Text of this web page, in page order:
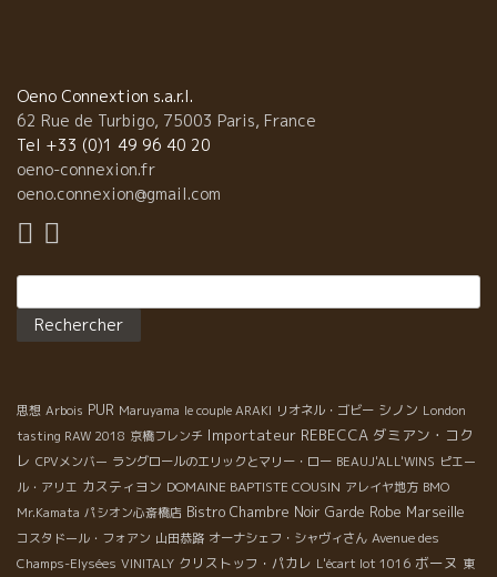
着くには、満員電車から下車するような勢いですすまないと辿り
着かない。 世界中からワインビジネスのプロ、ワイン屋、レスト
ラン経営者、ソムリエ、愛好家が集まっている。 Bio・自然派ワイ
ンがここまでの活況になるとは、嬉しいお驚きだ。 まだまだ、こ
れからが面白くなる。 AmsterdamアムステルダムのBak
Oeno Connextion s.a.r.l.
62 Rue de Turbigo, 75003 Paris, France
Tel +33 (0)1 49 96 40 20
oeno-connexion.fr
oeno.connexion@gmail.com
思想 Arbois PUR Maruyama le couple ARAKI リオネル・ゴビー シノン London
tasting RAW 2018 京橋フレンチ Importateur REBECCA ダミアン・コク
レ CPVメンバー ラングロールのエリックとマリー・ロー BEAUJ'ALL'WINS ピエー
ル・アリエ カスティヨン DOMAINE BAPTISTE COUSIN アレイヤ地方 BMO
Mr.Kamata パシオン心斎橋店 Bistro Chambre Noir Garde Robe Marseille
コスタドール・フォアン 山田恭路 オーナシェフ・シャヴィさん Avenue des
Champs-Elysées VINITALY クリストッフ・パカレ L'écart lot 1016 ボーヌ 東